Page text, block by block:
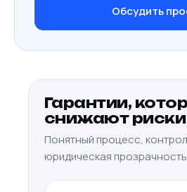
Обсудить
Гарантии,
снижают риски
Понятный процесс,
юридическая